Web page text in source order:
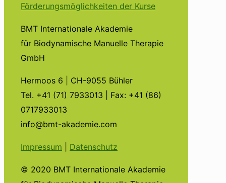
Förderungsmöglichkeiten der Kurse
BMT Internationale Akademie
für Biodynamische Manuelle Therapie
GmbH
Hermoos 6 | CH-9055 Bühler
Tel. +41 (71) 7933013 | Fax: +41 (86)
0717933013
info@bmt-akademie.com
Impressum Datenschutz
© 2020 BMT Internationale Akademie